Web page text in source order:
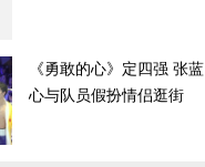
《勇敢的心》定四强 张蓝
心与队员假扮情侣逛街